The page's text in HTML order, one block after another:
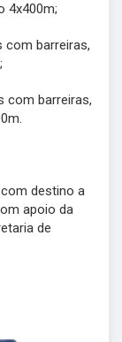
4x400m;
com barreiras,
com barreiras,
destino a
apoio da
de